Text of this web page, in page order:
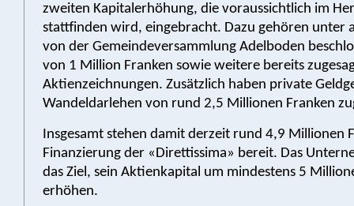
zweiten Kapitalerhöhung, die voraussichtlich im
stattfinden wird, eingebracht. Dazu gehören unter
von der Gemeindeversammlung Adelboden
von 1 Million Franken sowie weitere bereits
Aktienzeichnungen. Zusätzlich haben private
Wandeldarlehen von rund 2,5 Millionen Franken
Insgesamt stehen damit derzeit rund 4,9 Millionen
Finanzierung der «Direttissima» bereit. Das
das Ziel, sein Aktienkapital um mindestens 5
erhöhen.